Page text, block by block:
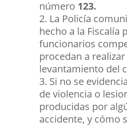
número 123.
La Policía
hecho a la Fiscalía
funcionarios
procedan a realizar
levantamiento del
Si no se
de violencia o
producidas por
accidente, y cómo